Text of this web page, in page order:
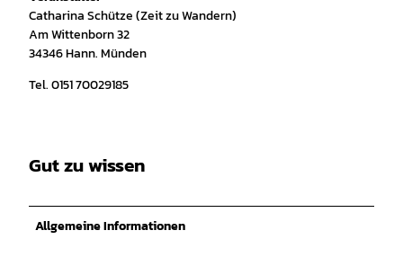
Catharina Schütze (Zeit zu Wandern)
Am Wittenborn 32
34346 Hann. Münden
Tel. 0151 70029185
Gut zu wissen
Allgemeine Informationen